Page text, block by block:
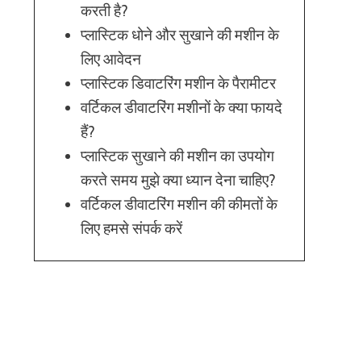
करती है?
प्लास्टिक धोने और सुखाने की मशीन के
लिए आवेदन
प्लास्टिक डिवाटरिंग मशीन के पैरामीटर
वर्टिकल डीवाटरिंग मशीनों के क्या फायदे
हैं?
प्लास्टिक सुखाने की मशीन का उपयोग
करते समय मुझे क्या ध्यान देना चाहिए?
वर्टिकल डीवाटरिंग मशीन की कीमतों के
लिए हमसे संपर्क करें